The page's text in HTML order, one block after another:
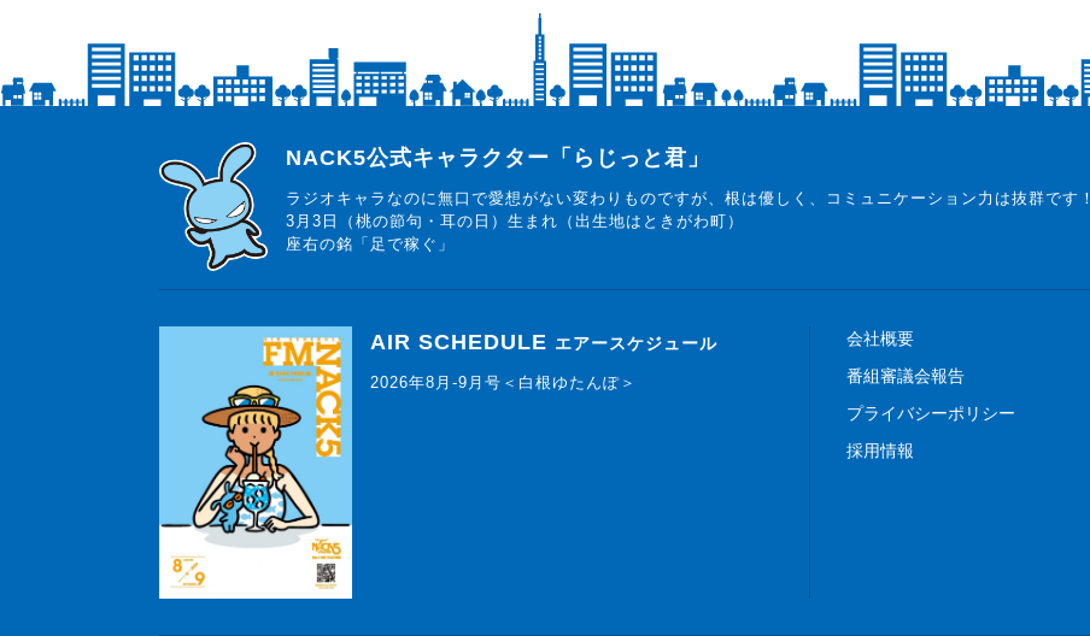
らじっと君
NACK5公式キャラクター「らじっと君」
ラジオキャラなのに無口で愛想がない変わりものですが、根は優しく、コミュニケーション力は抜群です！
3月3日（桃の節句・耳の日）生まれ（出生地はときがわ町）
座右の銘「足で稼ぐ」
AIR SCHEDULE エアースケジュール
2026年8月-9月号＜白根ゆたんぽ＞
会社概要
番組審議会報告
プライバシーポリシー
採用情報